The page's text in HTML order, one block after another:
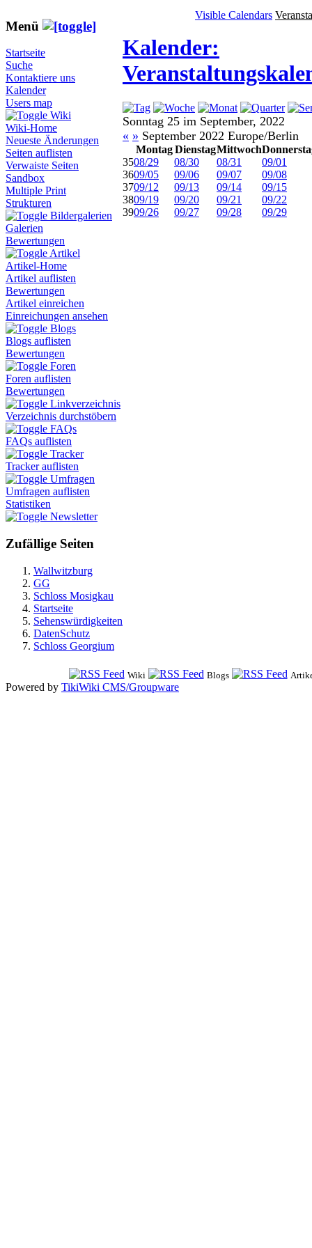
Menü
Startseite
Suche
Kontaktiere uns
Kalender
Users map
Wiki
Wiki-Home
Neueste Änderungen
Seiten auflisten
Verwaiste Seiten
Sandbox
Multiple Print
Strukturen
Bildergalerien
Galerien
Bewertungen
Artikel
Artikel-Home
Artikel auflisten
Bewertungen
Artikel einreichen
Einreichungen ansehen
Blogs
Blogs auflisten
Bewertungen
Foren
Foren auflisten
Bewertungen
Linkverzeichnis
Verzeichnis durchstöbern
FAQs
FAQs auflisten
Tracker
Tracker auflisten
Umfragen
Umfragen auflisten
Statistiken
Newsletter
Zufällige Seiten
Wallwitzburg
GG
Schloss Mosigkau
Startseite
Sehenswürdigkeiten
DatenSchutz
Schloss Georgium
Visible Calendars
Kalender:
Sonntag 25 im September, 2022
« » September 2022 Europe/Berlin
Montag DienstagMittwoch
3508/29 08/30 08/31
09/01
3609/05 09/06 09/07
09/08
3709/12 09/13 09/14
09/15
3809/19 09/20 09/21
09/22
3909/26 09/27 09/28 09/29
Wiki Blogs
Powered by TikiWiki CMS/Groupware